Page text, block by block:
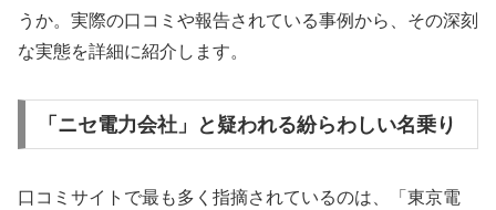
うか。実際の口コミや報告されている事例から、その深刻
な実態を詳細に紹介します。
「ニセ電力会社」と疑われる紛らわしい名乗り
口コミサイトで最も多く指摘されているのは、「東京電